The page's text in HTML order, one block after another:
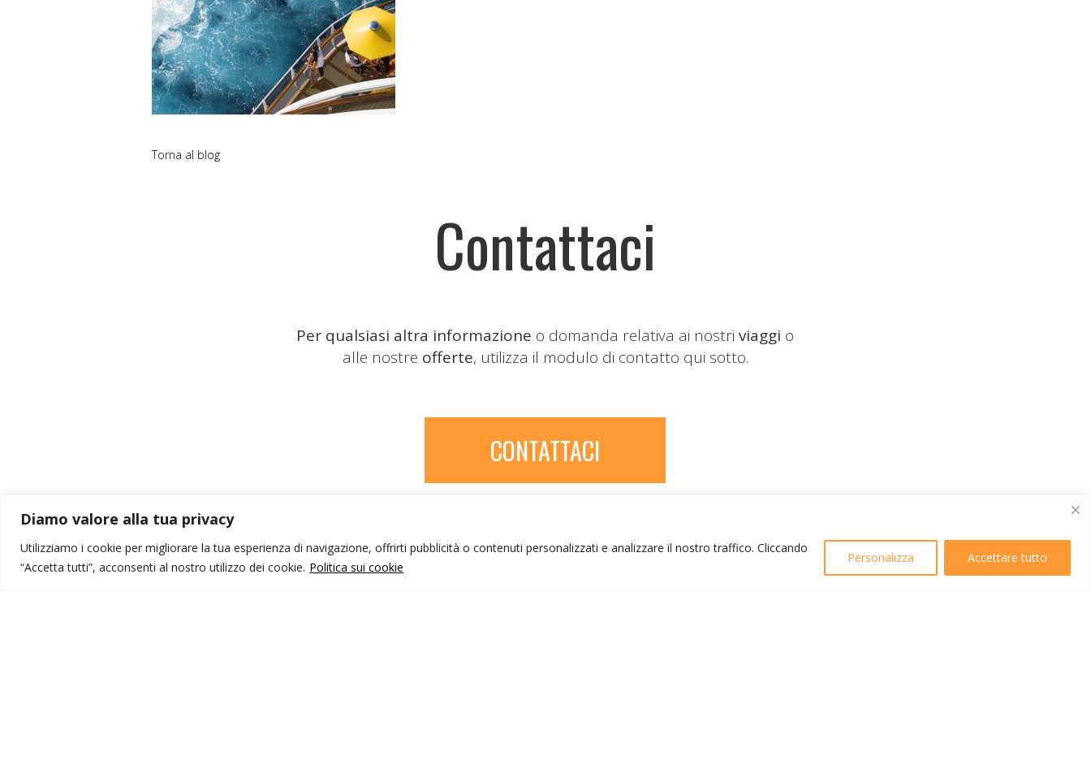
Diamo valore alla tua privacy
Utilizziamo i cookie per migliorare la tua esperienza di navigazione, offrirti pubblicità o contenuti personalizzati e analizzare il nostro traffico. Cliccando
“Accetta tutti”, acconsenti al nostro utilizzo dei cookie. Politica sui cookie
Personalizza Accettare tutto
Torna al blog
Contattaci
Per qualsiasi altra informazione o domanda relativa ai nostriviaggi o
alle nostre offerte, utilizza il modulo di contatto qui sotto.
CONTATTACI